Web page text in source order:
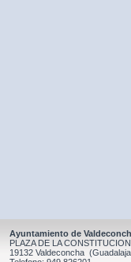
Ayuntamiento de
PLAZA DE LA
19132 Valdeconcha